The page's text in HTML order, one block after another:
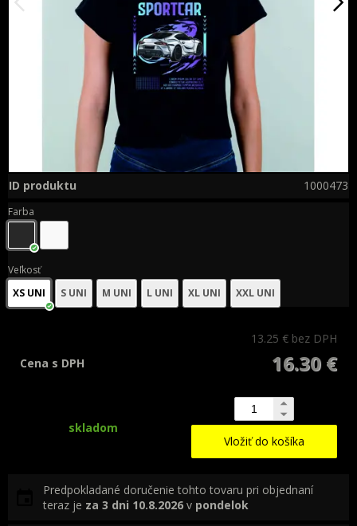
ID produktu 1000473
Farba
Veľkosť
XS UNI
S UNI M UNI L UNI XL UNI XXL UNI
13.25 € bez DPH
16.30 €
Cena s DPH
skladom
Vložiť do košíka
Predpokladané doručenie tohto tovaru pri objednaní
teraz je za 3 dni 10.8.2026 v pondelok